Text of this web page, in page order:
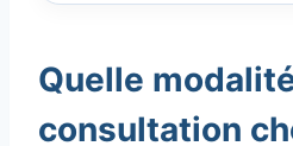
Quelle
consultation